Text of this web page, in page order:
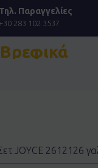
Τηλ. Παραγγελίες
+30 283 102 3537
σε
JOYCE 2612126